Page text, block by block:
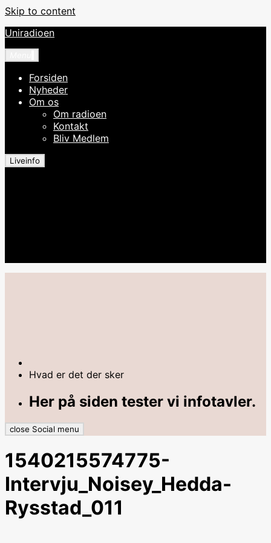
Skip to content
Uniradioen
Forsiden
Nyheder
Om os
Om radioen
Kontakt
Bliv Medlem
Liveinfo
Hvad er det der sker
Her på siden tester vi infotavler.
close Social menu
1540215574775-
Intervju_Noisey_Hedda-
Rysstad_011